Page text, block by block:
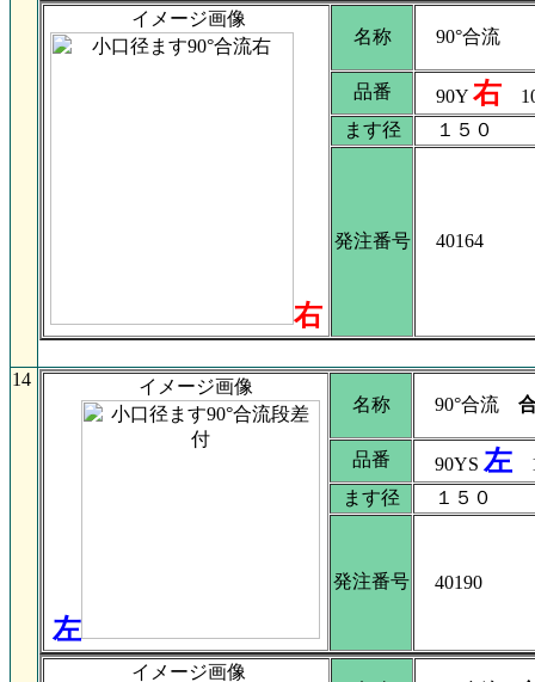
イメージ画像
右
名称 90°合流
品番 90Y 右
ます径
１５０
発注番号 40164
14 イメージ画像
左
名称 90°合流
品番 90YS 左
ます径
１５０
発注番号 40190
イメージ画像